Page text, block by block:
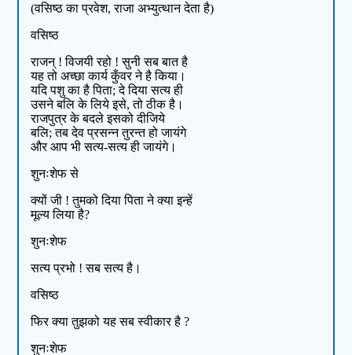
(वसिष्ठ का प्रवेश, राजा अभ्युत्थान देता है)
वसिष्ठ
राजन् ! विजयी रहो ! सुनी सब बात है
यह तो अच्छा कार्य कुँवर ने है किया।
यदि पशु का है पिता; दे दिया सत्य ही
उसने बलि के लिये इसे, तो ठीक है।
राजपुत्र के बदले इसको दीजिये
बलि; तब देव प्रसन्न तुरन्त हो जायंगे
और आप भी सत्य-सत्य ही जायंगे।
शुनःशेफ से
क्यों जी ! तुमको दिया पिता ने क्या इन्हें
मूल्य लिया है?
शुनःशेफ
सत्य प्रभो ! सब सत्य है।
वसिष्ठ
फिर क्या तुझको यह सब स्वीकार है ?
शुनःशेफ